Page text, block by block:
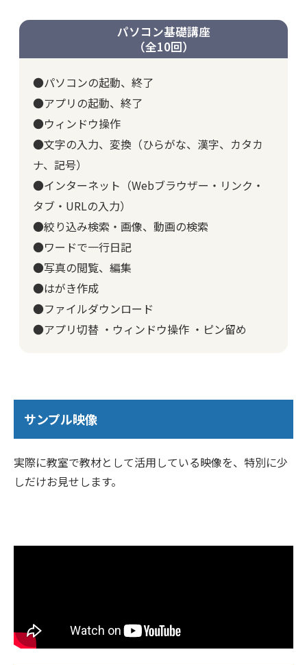
パソコン基礎講座
（全10回）
●パソコンの起動、終了
●アプリの起動、終了
●ウィンドウ操作
●文字の入力、変換（ひらがな、漢字、カタカ
ナ、記号）
●インターネット（Webブラウザー・リンク・
タブ・URLの入力）
●絞り込み検索・画像、動画の検索
●ワードで一行日記
●写真の閲覧、編集
●はがき作成
●ファイルダウンロード
●アプリ切替 ・ウィンドウ操作 ・ピン留め
サンプル映像
実際に教室で教材として活用している映像を、特別に少
しだけお見せします。